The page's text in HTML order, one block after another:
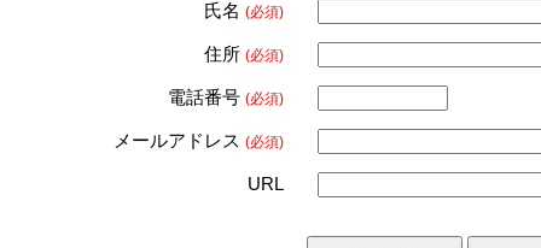
氏名 (必須)
住所 (必須)
電話番号 (必須)
メールアドレス (必須)
URL